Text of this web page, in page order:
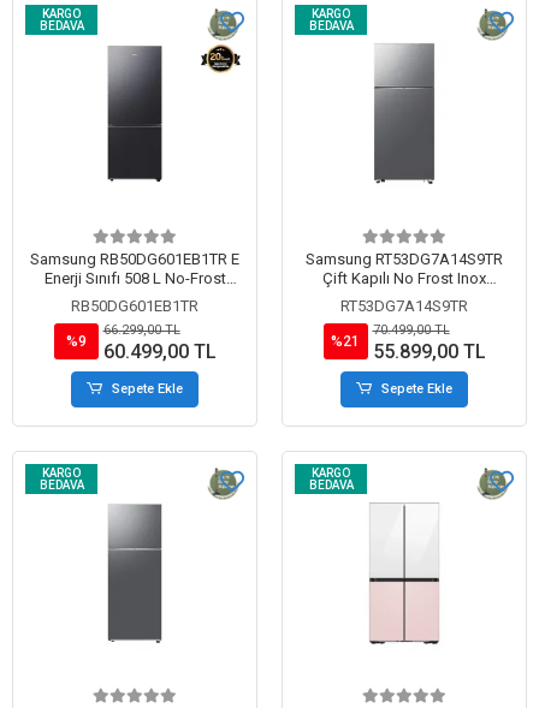
KARGO
BEDAVA
Samsung RB50DG601EB1TR E
Enerji Sınıfı 508 L No-Frost
Alttan Donduruculu Buzdolabı
Siyah
RB50DG601EB1TR
%9
66.299,00 TL
60.499,00 TL
Sepete Ekle
KARGO
BEDAVA
Samsung RT53DG7A14S9TR
Çift Kapılı No Frost Inox
Buzdolabı
RT53DG7A14S9TR
%21
70.499,00 TL
55.899,00 TL
Sepete Ekle
KARGO
BEDAVA
KARGO
BEDAVA